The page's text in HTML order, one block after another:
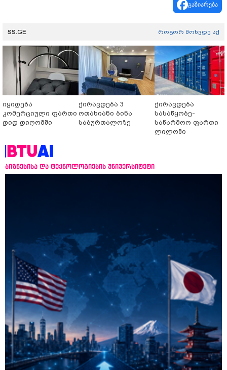
გაზიარება
SS.GE როგორ მოხვდე აქ
იყიდება
კომერციული ფართი
დიდ დიღომში
ქირავდება 3
ოთახიანი ბინა
საბურთალოზე
ქირავდება
სასაწყობე-
საწარმოო ფართი
ლილოში
ბიზნესისა და ტექნოლოგიების უნივერსიტეტი